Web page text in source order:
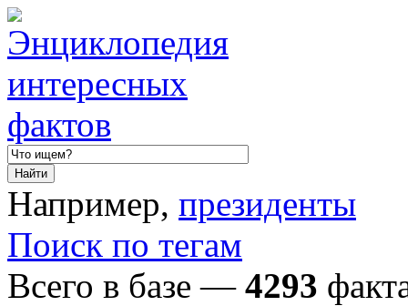
Например, президенты
Поиск по тегам
Всего в базе — 4293